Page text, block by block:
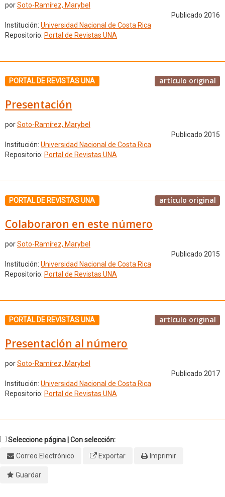
porSoto-Ramírez, Marybel
Publicado 2016
Institución: Universidad Nacional de Costa Rica
Repositorio: Portal de Revistas UNA
PORTAL DE REVISTAS UNA artículo original
Presentación
porSoto-Ramírez, Marybel
Publicado 2015
Institución: Universidad Nacional de Costa Rica
Repositorio: Portal de Revistas UNA
PORTAL DE REVISTAS UNA artículo original
Colaboraron en este número
porSoto-Ramírez, Marybel
Publicado 2015
Institución: Universidad Nacional de Costa Rica
Repositorio: Portal de Revistas UNA
PORTAL DE REVISTAS UNA artículo original
Presentación al número
porSoto-Ramírez, Marybel
Publicado 2017
Institución: Universidad Nacional de Costa Rica
Repositorio: Portal de Revistas UNA
Seleccione página | Con selección:
Correo Electrónico
Exportar Imprimir
Guardar